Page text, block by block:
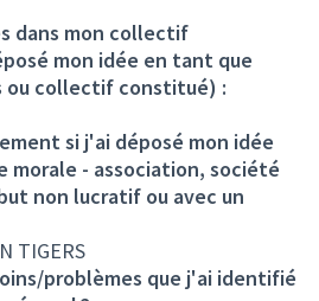
dans mon collectif
mon idée en tant que
ou collectif constitué) :
si j'ai déposé mon idée
morale - association, société
non lucratif ou avec un
TIGERS
problèmes que j'ai identifié